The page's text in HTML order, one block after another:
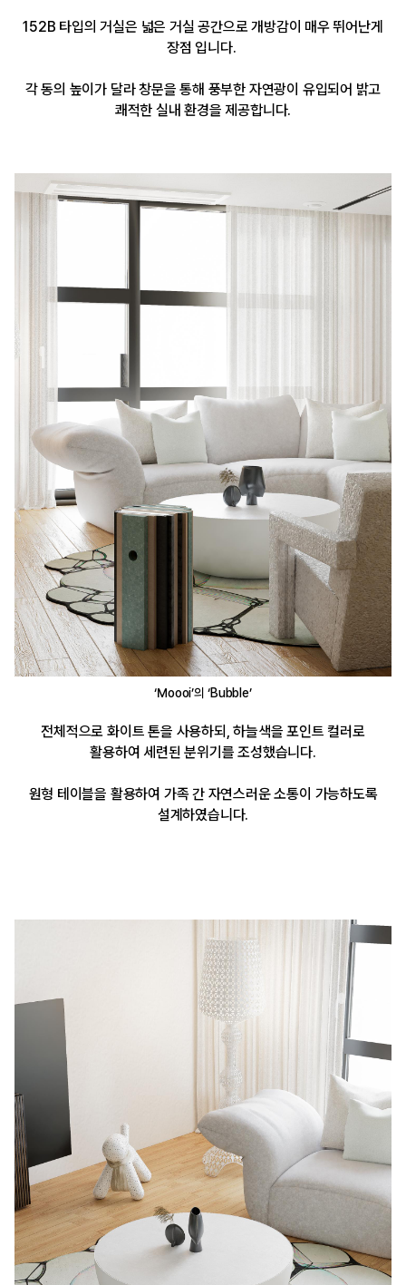
152B 타입의 거실은 넓은 거실 공간으로 개방감이 매우 뛰어난게
장점 입니다.
각 동의 높이가 달라 창문을 통해 풍부한 자연광이 유입되어 밝고
쾌적한 실내 환경을 제공합니다.
‘Moooi’의 ‘Bubble’
전체적으로 화이트 톤을 사용하되, 하늘색을 포인트 컬러로
활용하여 세련된 분위기를 조성했습니다.
원형 테이블을 활용하여 가족 간 자연스러운 소통이 가능하도록
설계하였습니다.